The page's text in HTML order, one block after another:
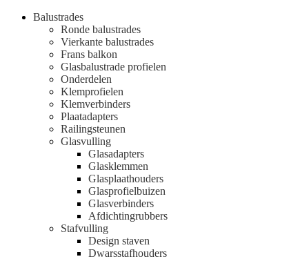
Balustrades
Ronde balustrades
Vierkante balustrades
Frans balkon
Glasbalustrade profielen
Onderdelen
Klemprofielen
Klemverbinders
Plaatadapters
Railingsteunen
Glasvulling
Glasadapters
Glasklemmen
Glasplaathouders
Glasprofielbuizen
Glasverbinders
Afdichtingrubbers
Stafvulling
Design staven
Dwarsstafhouders